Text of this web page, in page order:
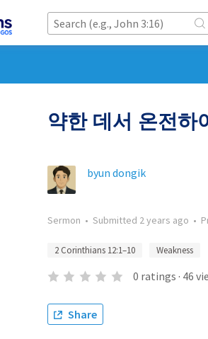
약한 데서 온전하
byun dongik
Sermon • Submitted 2 years ago •
2 Corinthians 12:1–10 Weakness
0 ratings · 46
Share